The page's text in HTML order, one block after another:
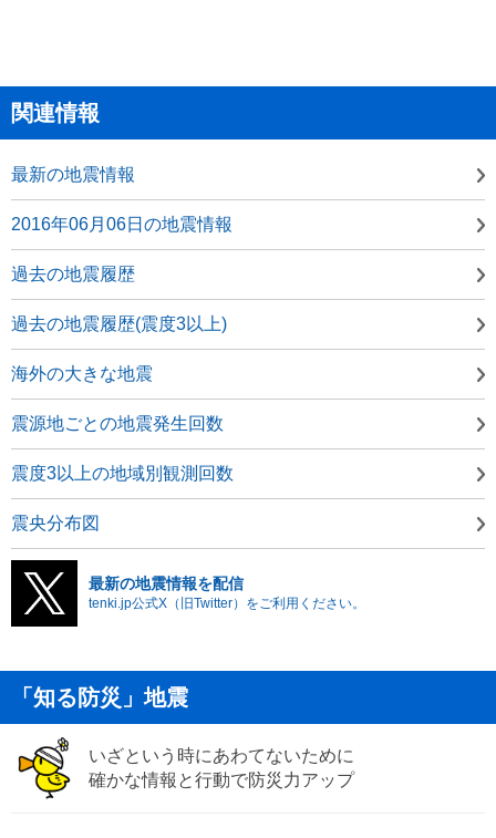
関連情報
最新の地震情報
2016年06月06日の地震情報
過去の地震履歴
過去の地震履歴(震度3以上)
海外の大きな地震
震源地ごとの地震発生回数
震度3以上の地域別観測回数
震央分布図
最新の地震情報を配信
tenki.jp公式X（旧Twitter）をご利用ください。
「知る防災」地震
いざという時にあわてないために
確かな情報と行動で防災力アップ